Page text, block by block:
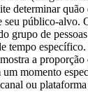
determinar quão
seu público-alvo.
grupo de
tempo específico.
a
momento
ou